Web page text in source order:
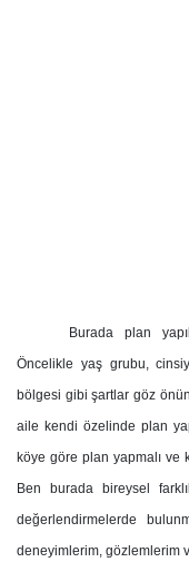
Burada plan
Öncelikle yaş grubu,
bölgesi gibi şartlar göz
aile kendi özelinde plan
köye göre plan yapmalı
Ben burada bireysel
değerlendirmelerde
deneyimlerim, gözlemlerim